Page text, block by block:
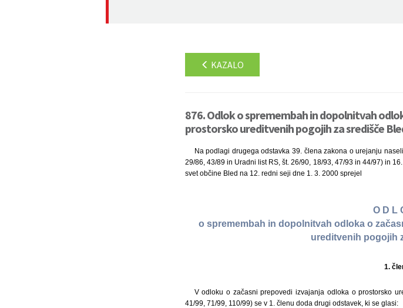
KAZALO
876. Odlok o spremembah in dopolnitvah
prostorsko ureditvenih pogojih za središče
Na podlagi drugega odstavka 39. člena zakona o urejanju
29/86, 43/89 in Uradni list RS, št. 26/90, 18/93, 47/93 in 44/97) in
svet občine Bled na 12. redni seji dne 1. 3. 2000 sprejel
O D L
o spremembah in dopolnitvah odloka o
ureditvenih pogojih
1.
V odloku o začasni prepovedi izvajanja odloka o prostorsko
41/99, 71/99, 110/99) se v 1. členu doda drugi odstavek, ki se glasi: